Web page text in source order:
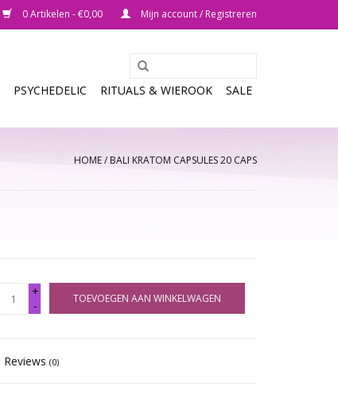
0 Artikelen - €0,00 Mijn account / Registreren
PSYCHEDELIC RITUALS & WIEROOK SALE
HOME/BALI KRATOM CAPSULES 20 CAPS
+
-
TOEVOEGEN AAN WINKELWAGEN
Reviews(0)